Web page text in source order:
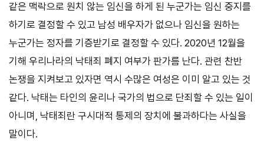
같은 맥락으로 원치 않는 임신을 하게 된 누군가는 임신 중지를
하기로 결정할 수 있고 남성 배우자가 없으나 임신을 원하는
누군가는 정자를 기증받기로 결정할 수 있다. 2020년 12월을
기해 우리나라의 낙태죄 폐지 여부가 판가름 난다. 관련 찬반
논쟁을 지켜보고 있자면 역시 수많은 여성은 이미 알고 있는 것
같다. 낙태는 타인의 윤리나 국가의 법으로 단죄할 수 있는 일이
아니며, 낙태죄란 구시대적 통제의 장치에 불과하다는 사실을
말이다.